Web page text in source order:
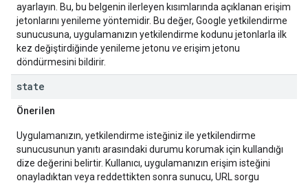
ayarlayın. Bu, bu belgenin ilerleyen kısımlarında açıklanan erişim
jetonlarını yenileme yöntemidir. Bu değer, Google yetkilendirme
sunucusuna, uygulamanızın yetkilendirme kodunu jetonlarla ilk
kez değiştirdiğinde yenileme jetonu veerişim jetonu
döndürmesini bildirir.
state
Önerilen
Uygulamanızın, yetkilendirme isteğiniz ile yetkilendirme
sunucusunun yanıtı arasındaki durumu korumak için kullandığı
dize değerini belirtir. Kullanıcı, uygulamanızın erişim isteğini
onayladıktan veya reddettikten sonra sunucu, URL sorgu